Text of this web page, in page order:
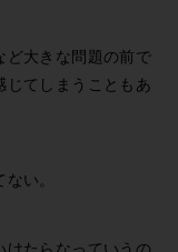
ど大きな問題の前で
じてしまうこともあ
い。
けたらなっていうの